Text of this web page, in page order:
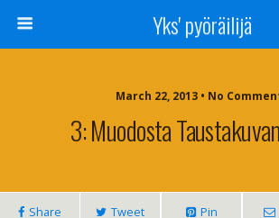
Yks' pyöräilijä
March 22, 2013 • No
3: Muodosta
Share Tweet Pin